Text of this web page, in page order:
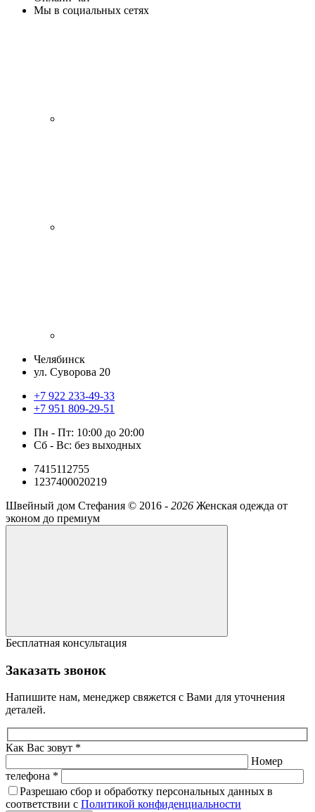
Мы в социальных сетях
Челябинск
ул. Суворова 20
+7 922 233-49-33
+7 951 809-29-51
Пн - Пт: 10:00 до 20:00
Сб - Вс: без выходных
7415112755
1237400020219
Швейный дом Стефания © 2016 - 2026 Женская одежда от
эконом до премиум
Бесплатная консультация
Заказать звонок
Напишите нам, менеджер свяжется с Вами для уточнения
деталей.
Как Вас зовут *
Номер
телефона *
Разрешаю сбор и обработку персональных данных в
соответствии с Политикой конфиденциальности